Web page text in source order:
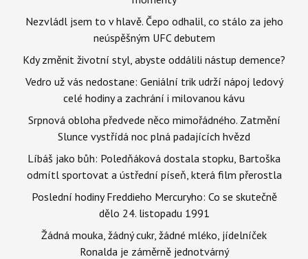
Nezvládl jsem to v hlavě. Čepo odhalil, co stálo za jeho
neúspěšným UFC debutem
Kdy změnit životní styl, abyste oddálili nástup demence?
Vedro už vás nedostane: Geniální trik udrží nápoj ledový
celé hodiny a zachrání i milovanou kávu
Srpnová obloha předvede něco mimořádného. Zatmění
Slunce vystřídá noc plná padajících hvězd
Líbáš jako bůh: Poledňáková dostala stopku, Bartoška
odmítl sportovat a ústřední píseň, která film přerostla
Poslední hodiny Freddieho Mercuryho: Co se skutečně
dělo 24. listopadu 1991
Žádná mouka, žádný cukr, žádné mléko, jídelníček
Ronalda je záměrně jednotvárný